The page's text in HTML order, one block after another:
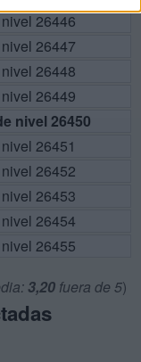
26446
26447
26448
26449
nivel 26450
26451
26452
26453
26454
26455
3,20 fuera de 5)